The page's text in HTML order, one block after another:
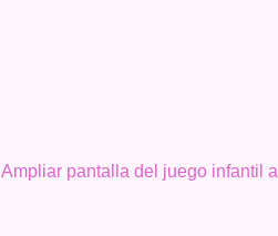
Ampliar pantalla del juego infantil a